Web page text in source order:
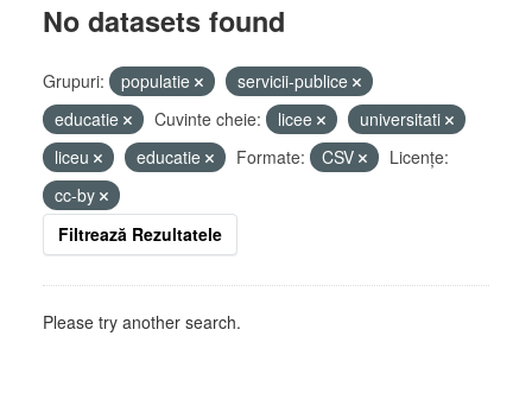
No datasets found
Grupuri: populatie
servicii-publice
educatie
Cuvinte cheie: licee
universitati
liceu
educatie Formate: CSV
Licenţe:
cc-by
Filtrează Rezultatele
Please try another search.